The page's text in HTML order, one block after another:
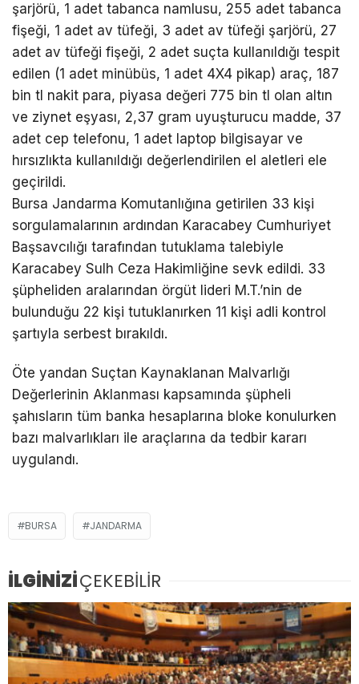
şarjörü, 1 adet tabanca namlusu, 255 adet tabanca
fişeği, 1 adet av tüfeği, 3 adet av tüfeği şarjörü, 27
adet av tüfeği fişeği, 2 adet suçta kullanıldığı tespit
edilen (1 adet minübüs, 1 adet 4X4 pikap) araç, 187
bin tl nakit para, piyasa değeri 775 bin tl olan altın
ve ziynet eşyası, 2,37 gram uyuşturucu madde, 37
adet cep telefonu, 1 adet laptop bilgisayar ve
hırsızlıkta kullanıldığı değerlendirilen el aletleri ele
geçirildi.
Bursa Jandarma Komutanlığına getirilen 33 kişi
sorgulamalarının ardından Karacabey Cumhuriyet
Başsavcılığı tarafından tutuklama talebiyle
Karacabey Sulh Ceza Hakimliğine sevk edildi. 33
şüpheliden aralarından örgüt lideri M.T.’nin de
bulunduğu 22 kişi tutuklanırken 11 kişi adli kontrol
şartıyla serbest bırakıldı.
Öte yandan Suçtan Kaynaklanan Malvarlığı
Değerlerinin Aklanması kapsamında şüpheli
şahısların tüm banka hesaplarına bloke konulurken
bazı malvarlıkları ile araçlarına da tedbir kararı
uygulandı.
BURSA JANDARMA
İLGİNİZİÇEKEBİLİR